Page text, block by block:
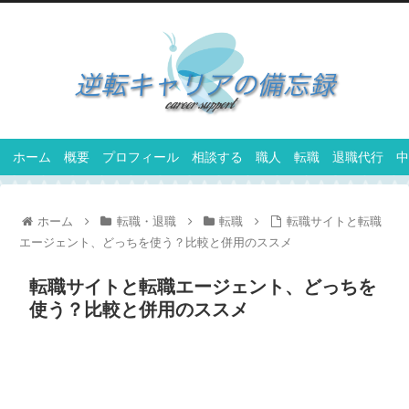
ホーム 概要 プロフィール 相談する 職人 転職 退職代行
ホーム 転職・退職 転職
転職サイトと転職
エージェント、どっちを使う？比較と併用のススメ
転職サイトと転職エージェント、どっちを
使う？比較と併用のススメ